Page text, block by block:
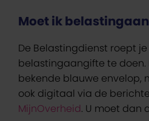
Moet ik
De Belastingdienst roept
belastingaangifte te doen.
bekende blauwe envelop,
ook digitaal via de
MijnOverheid. U moet dan